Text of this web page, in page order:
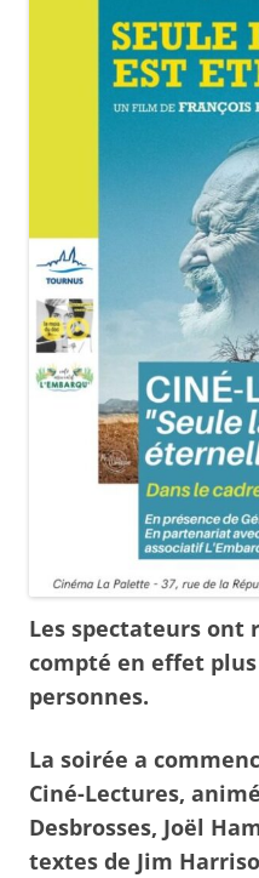
Les spectateurs ont
compté en effet
personnes.
La soirée a
Ciné-Lectures,
Desbrosses, Joël
textes de Jim